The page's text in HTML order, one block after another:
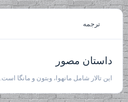
ترجمه
داستان مصور
این تالار شامل مانهوا، وبتون و مانگا است.